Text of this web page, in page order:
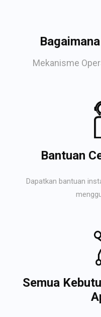
Mekanisme
Bantuan
Dapatkan bantuan
Semua